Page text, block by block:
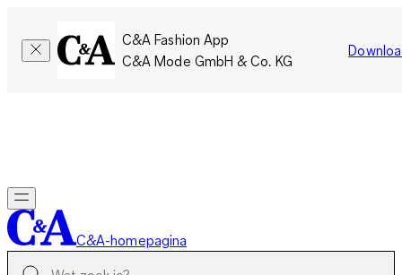
C&A Fashion App
C&A Mode GmbH & Co. KG
C&A-homepagina